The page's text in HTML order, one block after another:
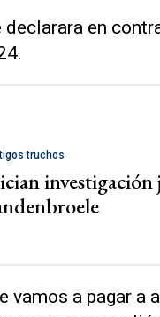
declarara en
truchos
vamos a pagar a